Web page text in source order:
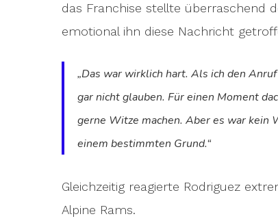
das Franchise stellte überraschend
emotional ihn diese Nachricht
„Das war wirklich hart. Als ich den
gar nicht glauben. Für einen Moment
gerne Witze machen. Aber es war kein
einem bestimmten Grund.“
Gleichzeitig reagierte Rodriguez
Alpine Rams.